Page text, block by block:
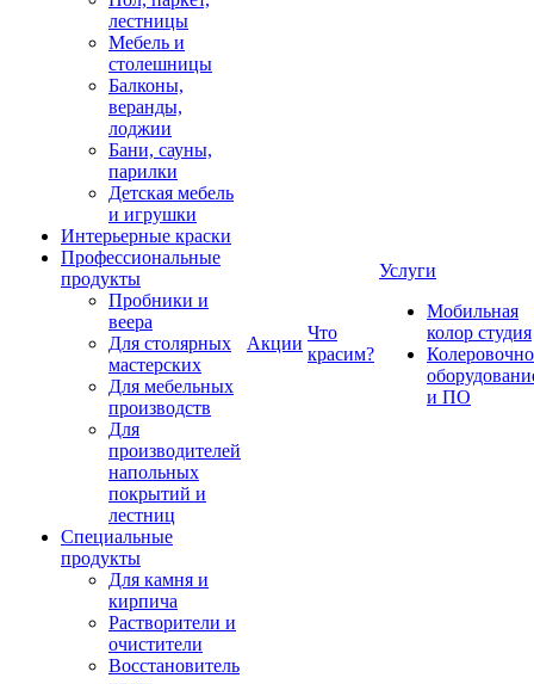
лестницы
Мебель и
столешницы
Балконы,
веранды,
лоджии
Бани, сауны,
парилки
Детская мебель
и игрушки
Интерьерные краски
Профессиональные
продукты
Пробники и
веера
Для столярных
мастерских
Для мебельных
производств
Для
производителей
напольных
покрытий и
лестниц
Специальные
продукты
Для камня и
кирпича
Растворители и
очистители
Восстановитель
Акции
Что
красим?
Услуги
Мобильная
колор студия
и ПО